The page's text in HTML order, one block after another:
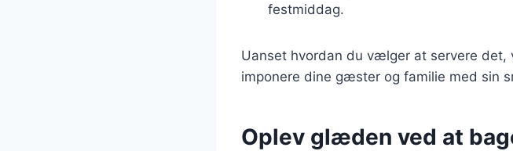
festmiddag.
Uanset hvordan du vælger at servere
imponere dine gæster og familie med sin
Oplev glæden ved at